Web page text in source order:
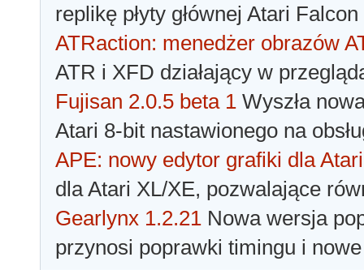
replikę płyty głównej Atari
ATRaction: menedżer obrazów
ATR i XFD działający w
Fujisan 2.0.5 beta 1 Wyszła
Atari 8-bit nastawionego na
APE: nowy edytor grafiki dla Atari
dla Atari XL/XE, pozwalające
Gearlynx 1.2.21 Nowa wersja
przynosi poprawki timingu i